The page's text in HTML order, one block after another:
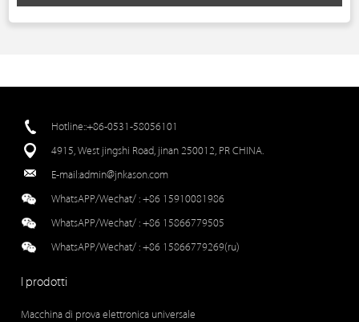
Hotline::+86-0531-58056101
4915, West jingshi Road, jinan 250012, PR CHINA.
E-mail:admin@jnkason.com
WhatsAPP/Wechat/ :+86 15910081986
WhatsAPP/Wechat/ :+86 15866779505
WhatsAPP/Wechat/ :+86 15866779269(ru)
I prodotti
Macchina di prova elettronica universale